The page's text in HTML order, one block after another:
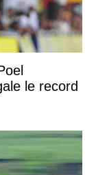
le record